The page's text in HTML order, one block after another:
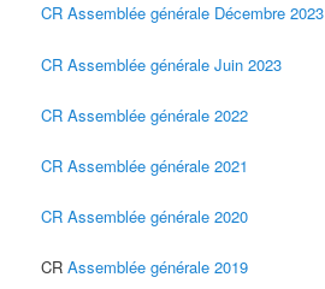
CR Assemblée générale Décembre 2023
CR Assemblée générale Juin 2023
CR Assemblée générale 2022
CR Assemblée générale 2021
CR Assemblée générale 2020
CR Assemblée générale 2019